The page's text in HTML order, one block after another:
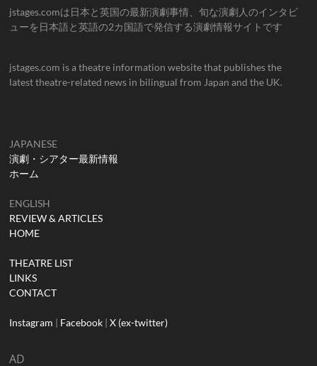
jstages.comは日本と英国の最新演劇事情、旬な演劇人のインタビ
ューを日本語と英語の2カ国語で発信する演劇情報サイトです
jstages.com is a theatre information website that publishes the
latest theatre-related news in bilingual from Japan and the UK.
JAPANESE
演劇・シアター最新情報
ホーム
ENGLISH
REVIEW & ARTICLES
HOME
THEATRE LIST
LINKS
CONTACT
Instagram | Facebook |X (ex-twitter)
AD